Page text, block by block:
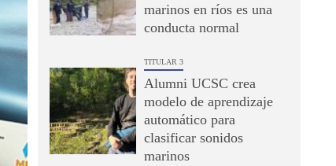
marinos en ríos es una
conducta normal
TITULAR 3
Alumni UCSC crea
modelo de aprendizaje
automático para
clasificar sonidos
marinos